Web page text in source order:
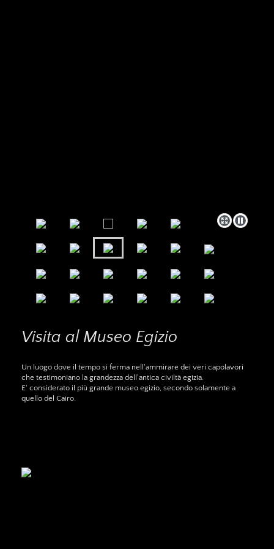
Visita al Museo Egizio
Un luogo dove il tempo si ferma nell'ammirare dei veri capolavori
che testimoniano la grandezza dell'antica civiltà egizia.
E' considerato il più grande museo egizio, secondo solamente a
quello del Cairo.